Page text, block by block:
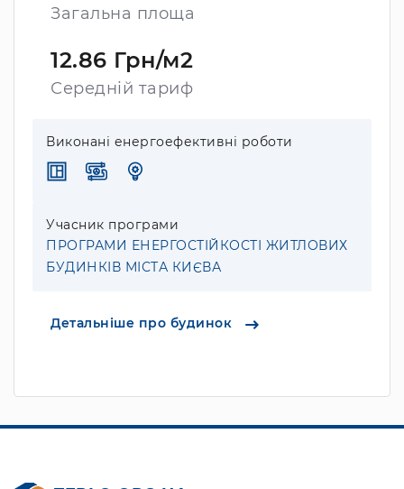
Загальна площа
12.86 Грн/м2
Середній тариф
Виконані енергоефективні роботи
Учасник програми
ПРОГРАМИ ЕНЕРГОСТІЙКОСТІ ЖИТЛОВИХ
БУДИНКІВ МІСТА КИЄВА
Детальніше про будинок